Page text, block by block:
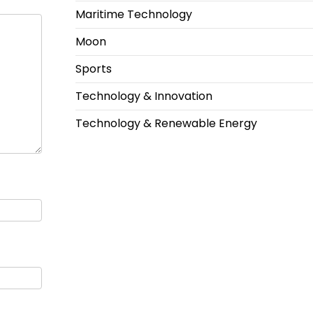
Maritime Technology
Moon
Sports
Technology & Innovation
Technology & Renewable Energy